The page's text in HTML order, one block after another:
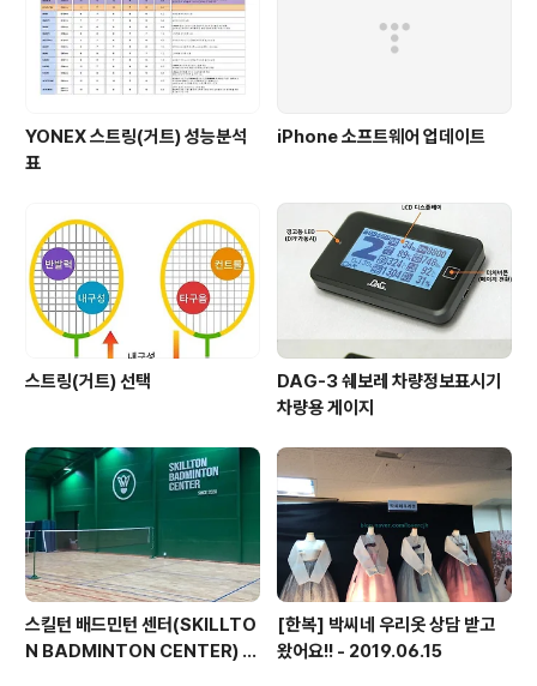
ON/OFF 버튼 자리에는 전방출동 경고시스템 버튼과 차
선이탈 경고시스템 버..
YONEX 스트링(거트) 성능분석
표
iPhone 소프트웨어 업데이트
스트링(거트) 선택
DAG-3 쉐보레 차량정보표시기
차량용 게이지
스킬턴 배드민턴 센터(SKILLTO
N BADMINTON CENTER) 확
[한복] 박씨네 우리옷 상담 받고
왔어요!! - 2019.06.15